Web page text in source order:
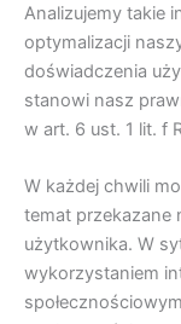
Analizujemy takie
optymalizacji
doświadczenia
stanowi nasz
w art. 6 ust. 1 lit. f
W każdej chwili
temat przekazane
użytkownika. W
wykorzystaniem